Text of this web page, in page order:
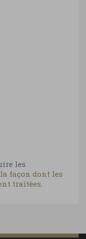
les
façon dont les
traitées.